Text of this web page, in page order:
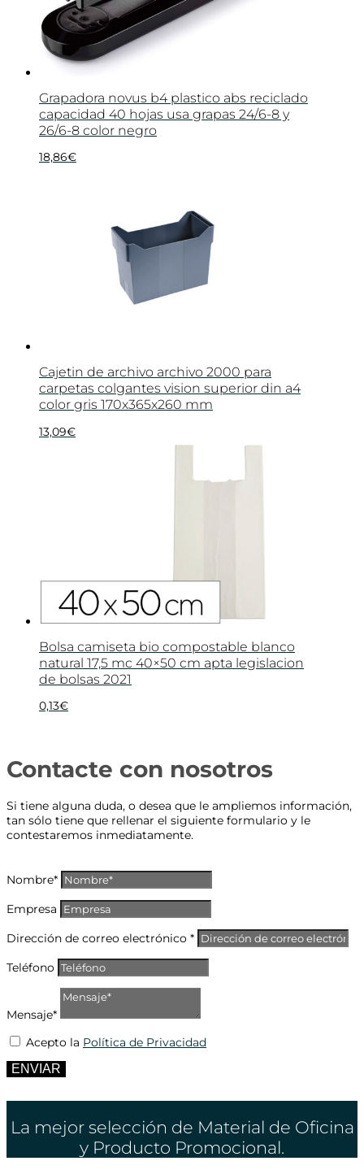
Grapadora novus b4 plastico abs reciclado
capacidad 40 hojas usa grapas 24/6-8 y
26/6-8 color negro
18,86€
Cajetin de archivo archivo 2000 para
carpetas colgantes vision superior din a4
color gris 170x365x260 mm
13,09€
Bolsa camiseta bio compostable blanco
natural 17,5 mc 40×50 cm apta legislacion
de bolsas 2021
0,13€
Contacte con nosotros
Si tiene alguna duda, o desea que le ampliemos información,
tan sólo tiene que rellenar el siguiente formulario y le
contestaremos inmediatamente.
Nombre*
Empresa
Dirección de correo electrónico *
Teléfono
Mensaje*
Acepto la Política de Privacidad
ENVIAR
La mejor selección de Material de Oficina
y Producto Promocional.